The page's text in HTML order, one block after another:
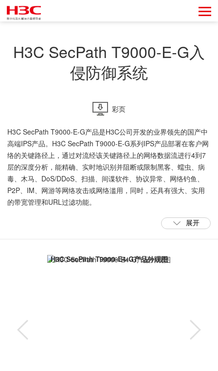
H3C SecPath T9000-E-G入
侵防御系统
彩页
H3C SecPath T9000-E-G产品是H3C公司开发的业界领先的国产中
高端IPS产品。H3C SecPath T9000-E-G系列IPS产品部署在客户网
络的关键路径上，通过对流经该关键路径上的网络数据流进行4到7
层的深度分析，能精确、实时地识别并阻断或限制黑客、蠕虫、病
毒、木马、DoS/DDoS、扫描、间谍软件、协议异常、网络钓鱼、
P2P、IM、网游等网络攻击或网络滥用，同时，还具有强大、实用
的带宽管理和URL过滤功能。
H3C SecPath T9000-E-G是面向运营商及行业市场的中高端IPS产
现了基于用户、应用、时间、服务、IP等多维度的策略控制功能。
展开
H3C SecPath T9000-E4-G产品外观图